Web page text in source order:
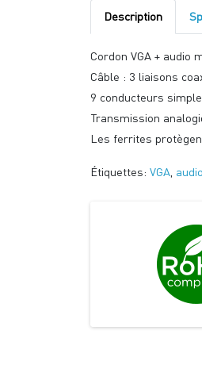
Description
Cordon VGA + audio
Câble : 3 liaisons
9 conducteurs
Transmission
Les ferrites
Étiquettes: VGA audio